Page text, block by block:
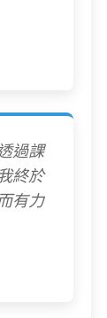
過課
終於
有力